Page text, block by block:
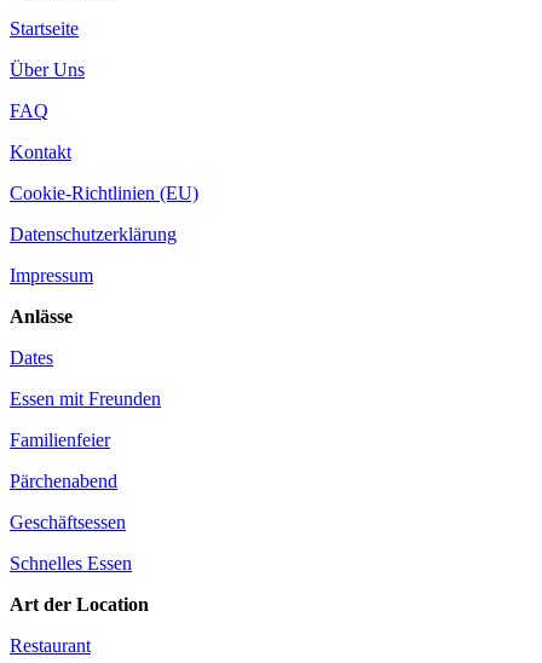
Startseite
Über Uns
FAQ
Kontakt
Cookie-Richtlinien (EU)
Datenschutzerklärung
Impressum
Anlässe
Dates
Essen mit Freunden
Familienfeier
Pärchenabend
Geschäftsessen
Schnelles Essen
Art der Location
Restaurant